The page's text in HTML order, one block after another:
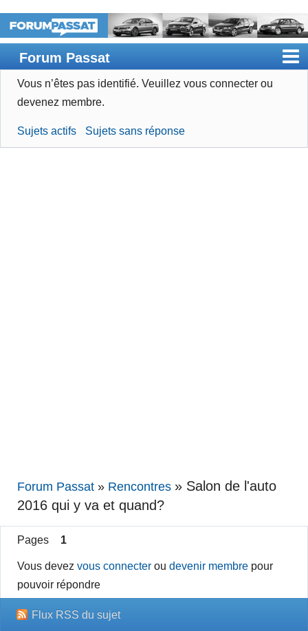
Forum Passat
Accueil
Devenir membre
Vous n’êtes pas identifié. Veuillez vous connecter ou
devenez membre.
Sujets actifs Sujets sans réponse
Forum Passat » Rencontres » Salon de l'auto
2016 qui y va et quand?
Pages 1
Vous devezvous connecter oudevenir membre pour
pouvoir répondre
Flux RSS du sujet